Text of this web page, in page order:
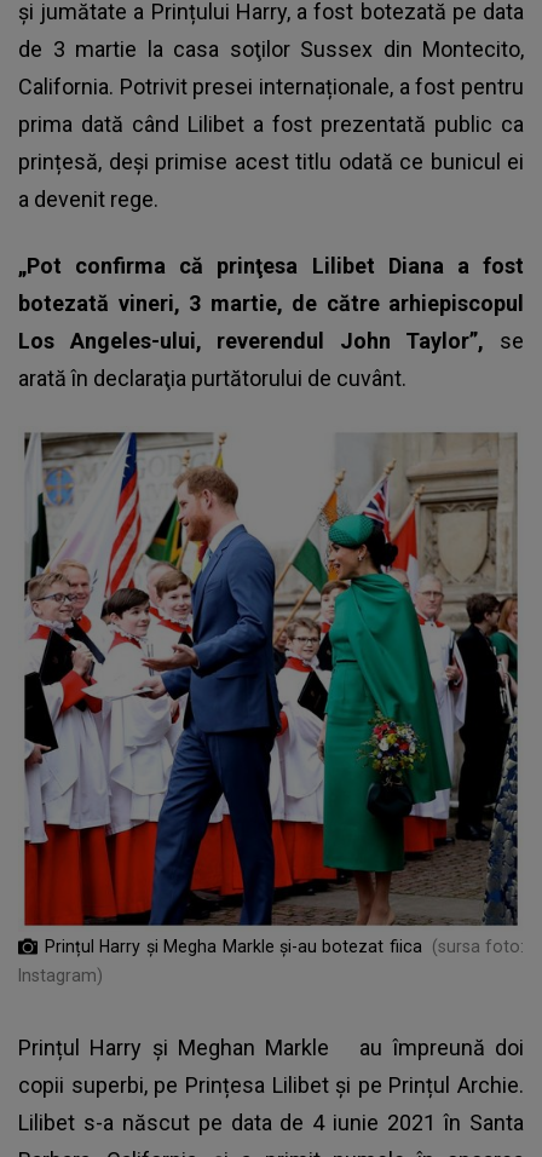
şi jumătate a Prințului Harry,a fost botezată pe data
de 3 martie la casa soţilor Sussex din Montecito,
California. Potrivit presei internaționale, a fost pentru
prima dată când Lilibet a fost prezentată public ca
prințesă, deși primise acest titlu odată ce bunicul ei
a devenit rege.
„Pot confirma că prinţesa Lilibet Diana a fost
botezată vineri, 3 martie, de către arhiepiscopul
Los Angeles-ului, reverendul John Taylor”, se
arată în declaraţia purtătorului de cuvânt.
Prințul Harry și Megha Markle și-au botezat fiica
(sursa foto:
Instagram)
Prințul Harry și Meghan Markle
au împreună doi
copii superbi, pe Prințesa Lilibet și pe Prințul Archie.
Lilibet s-a născut pe data de 4 iunie 2021 în Santa